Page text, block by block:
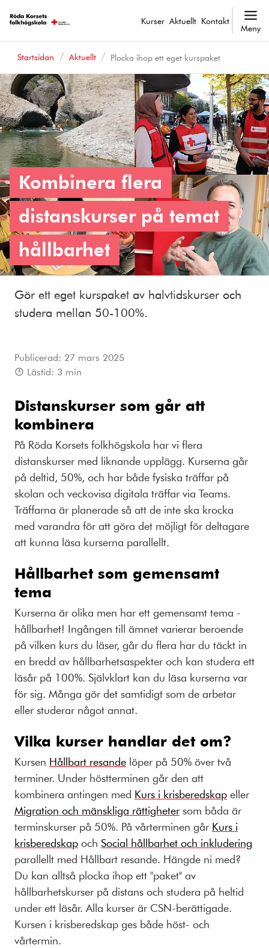
Kurser Aktuellt Kontakt
Meny
Startsidan Aktuellt Plocka ihop ett eget kurspaket
Kombinera flera
distanskurser på temat
hållbarhet
Gör ett eget kurspaket av halvtidskurser och
studera mellan 50-100%.
Publicerad: 27 mars 2025
Lästid: 3 min
Distanskurser som går att
kombinera
På Röda Korsets folkhögskola har vi flera
distanskurser med liknande upplägg. Kurserna går
på deltid, 50%, och har både fysiska träffar på
skolan och veckovisa digitala träffar via Teams.
Träffarna är planerade så att de inte ska krocka
med varandra för att göra det möjligt för deltagare
att kunna läsa kurserna parallellt.
Hållbarhet som gemensamt
tema
Kurserna är olika men har ett gemensamt tema -
hållbarhet! Ingången till ämnet varierar beroende
på vilken kurs du läser, går du flera har du täckt in
en bredd av hållbarhetsaspekter och kan studera ett
läsår på 100%. Självklart kan du läsa kurserna var
för sig. Många gör det samtidigt som de arbetar
eller studerar något annat.
Vilka kurser handlar det om?
Kursen Hållbart resande löper på 50% över två
terminer. Under höstterminen går den att
kombinera antingen med Kurs i krisberedskap eller
Migration och mänskliga rättigheter som båda är
terminskurser på 50%. På vårterminen går Kurs i
krisberedskap och Social hållbarhet och inkludering
parallellt med Hållbart resande. Hängde ni med?
Du kan alltså plocka ihop ett "paket" av
hållbarhetskurser på distans och studera på heltid
under ett läsår. Alla kurser är CSN-berättigade.
Kursen i krisberedskap ges både höst- och
vårtermin.